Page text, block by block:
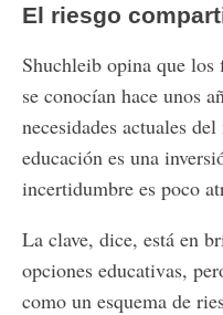
El riesgo
Shuchleib opina que los
se conocían hace unos
necesidades actuales
educación es una
incertidumbre es poco
La clave, dice, está en
opciones educativas,
como un esquema de